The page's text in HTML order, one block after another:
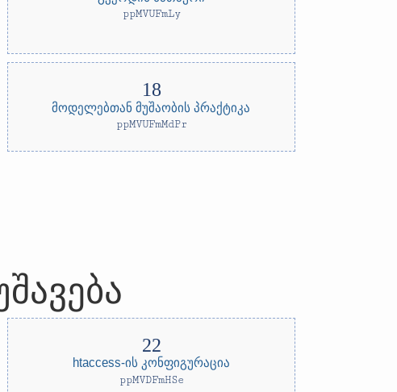
ppMVUFmLy
მოდელებთან მუშაობის პრაქტიკა
ppMVUFmMdPr
htaccess-ის კონფიგურაცია
ppMVDFmHSe